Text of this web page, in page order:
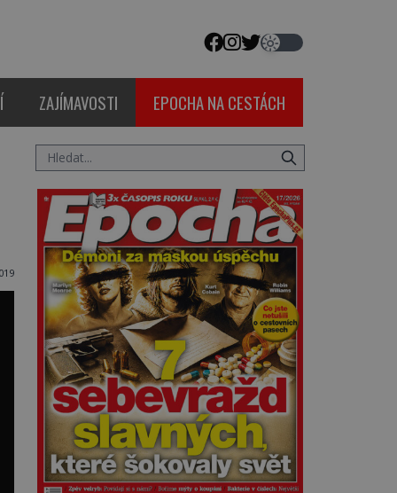
ZAJÍMAVOSTI EPOCHA NA CESTÁCH